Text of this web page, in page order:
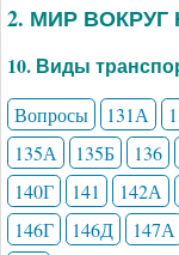
2. МИР
10. Виды
Вопросы 131А
135А
135Б 136
140Г
141 142А
146Г
146Д 147А